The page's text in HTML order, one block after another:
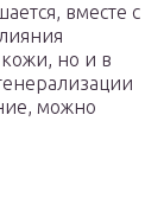
вместе с
кожи, но и в
можно